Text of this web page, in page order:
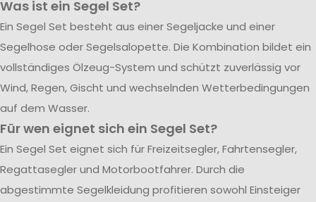
Was ist ein Segel Set?
Ein Segel Set besteht aus einer Segeljacke und einer
Segelhose oder Segelsalopette. Die Kombination bildet ein
vollständiges Ölzeug-System und schützt zuverlässig vor
Wind, Regen, Gischt und wechselnden Wetterbedingungen
auf dem Wasser.
Für wen eignet sich ein Segel Set?
Ein Segel Set eignet sich für Freizeitsegler, Fahrtensegler,
Regattasegler und Motorbootfahrer. Durch die
abgestimmte Segelkleidung profitieren sowohl Einsteiger